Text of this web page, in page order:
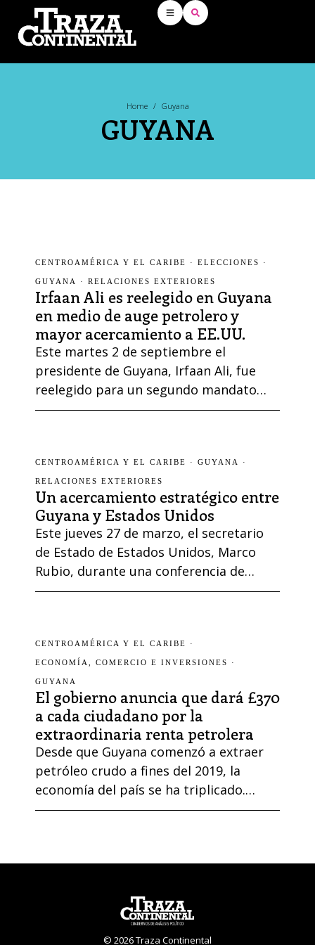
Home / Guyana
GUYANA
CENTROAMÉRICA Y EL CARIBE · ELECCIONES ·
GUYANA · RELACIONES EXTERIORES
Irfaan Ali es reelegido en Guyana
en medio de auge petrolero y
mayor acercamiento a EE.UU.
Este martes 2 de septiembre el
presidente de Guyana, Irfaan Ali, fue
reelegido para un segundo mandato
tras obtener 242 mil votos, lo que
oponente, Azruddin Mohamed, del
partido We Invest in Nationhood (WIN).
El gobernante, de 45 años y líder del
Partido Progresista del …
CENTROAMÉRICA Y EL CARIBE · GUYANA ·
RELACIONES EXTERIORES
Un acercamiento estratégico entre
Guyana y Estados Unidos
Este jueves 27 de marzo, el secretario
de Estado de Estados Unidos, Marco
Rubio, durante una conferencia de
prensa en Georgetown, afirmó que
Esequibo, territorio bajo
administración guyanesa pero
reivindicado como propio por Caracas.
Rubio calificó las pretensiones
venezolanas como «reivindicaciones
territoriales ilegítimas de un régimen
narcotraficante», en referencia al …
CENTROAMÉRICA Y EL CARIBE ·
ECONOMÍA, COMERCIO E INVERSIONES ·
GUYANA
El gobierno anuncia que dará £370
a cada ciudadano por la
extraordinaria renta petrolera
Desde que Guyana comenzó a extraer
petróleo crudo a fines del 2019, la
economía del país se ha triplicado.
Durante muchos años, el pequeño país
Guyana tiene una población de 800 mil
viven en la diáspora. …
© 2026 Traza Continental